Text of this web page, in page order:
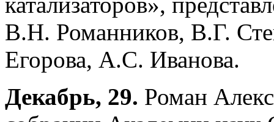
В.Н. Романников, В.Г.
Егорова, А.С. Иванова.
Декабрь, 29. Роман